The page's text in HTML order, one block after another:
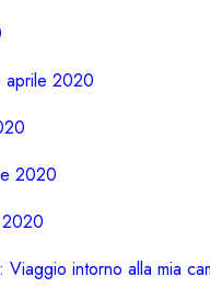
aprile 2020
2020
Viaggio intorno alla mia